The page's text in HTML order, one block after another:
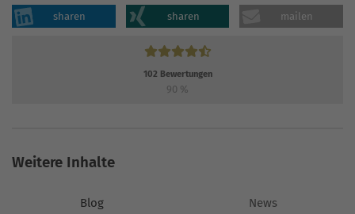
sharen sharen mailen
102 Bewertungen
90 %
Weitere Inhalte
Blog News